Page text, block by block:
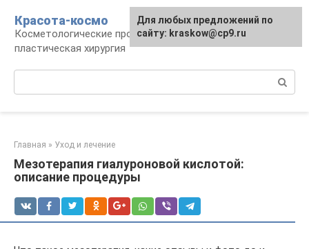
контенту
Красота-космо
Косметологические процедуры,
пластическая хирургия
Главная » Уход и лечение
Мезотерапия гиалуроновой кислотой:
описание процедуры
Для любых предложений по
сайту: kraskow@cp9.ru